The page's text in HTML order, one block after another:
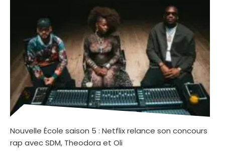
Nouvelle École saison 5 : Netflix relance son concours
rap avec SDM, Theodora et Oli